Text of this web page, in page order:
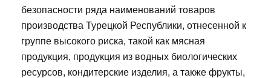
безопасности ряда наименований товаров
производства Турецкой Республики, отнесенной к
группе высокого риска, такой как мясная
продукция, продукция из водных биологических
ресурсов, кондитерские изделия, а также фрукты,